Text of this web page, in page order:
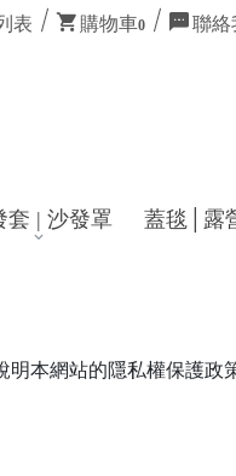
表 購物車0 聯絡
套 | 沙發罩 蓋毯│露
本網站的隱私權保護政